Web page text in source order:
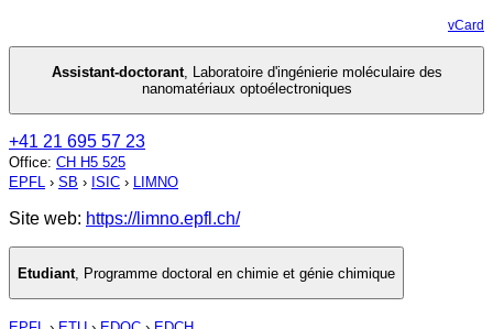
vCard
Assistant-doctorant, Laboratoire d'ingénierie moléculaire des
nanomatériaux optoélectroniques
+41 21 695 57 23
Office: CH H5 525
EPFL › SB › ISIC › LIMNO
Site web: https://limno.epfl.ch/
Etudiant Programme doctoral en chimie et génie chimique